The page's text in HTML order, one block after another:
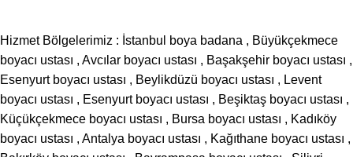
Hizmet Bölgelerimiz : İstanbul boya badana , Büyükçekmece
boyacı ustası , Avcılar boyacı ustası , Başakşehir boyacı ustası ,
Esenyurt boyacı ustası , Beylikdüzü boyacı ustası , Levent
boyacı ustası , Esenyurt boyacı ustası , Beşiktaş boyacı ustası ,
Küçükçekmece boyacı ustası , Bursa boyacı ustası , Kadıköy
boyacı ustası , Antalya boyacı ustası , Kağıthane boyacı ustası ,